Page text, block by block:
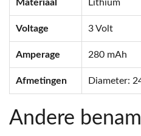
Materiaal Lithium
Voltage 3 Volt
Amperage 280 mAh
Afmetingen Diameter:
Andere